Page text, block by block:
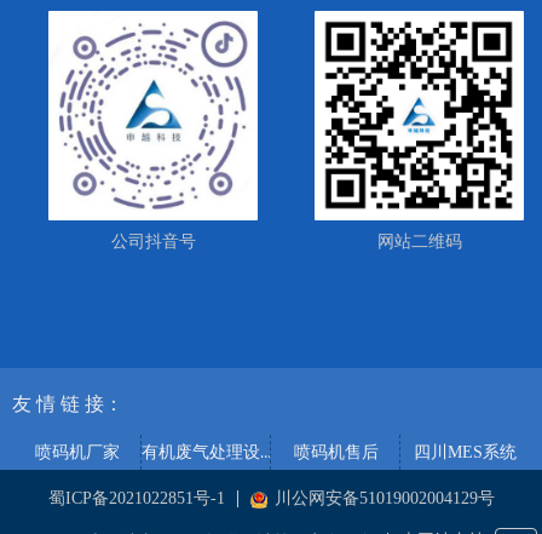
公司抖音号 网站二维码
友 情 链 接：
喷码机厂家 有机废气处理设备 喷码机售后 四川MES系统
蜀ICP备2021022851号-1 川公网安备51019002004129号